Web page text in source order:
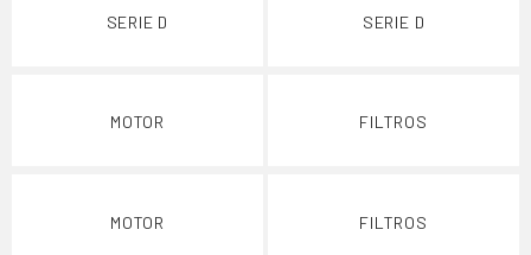
SERIE D SERIE D
MOTOR FILTROS
MOTOR FILTROS